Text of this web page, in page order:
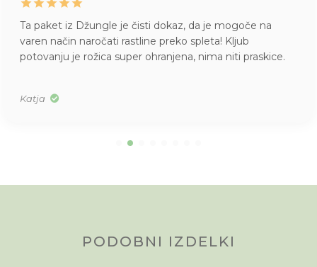
Ta paket iz Džungle je čisti dokaz, da je mogoče na
varen način naročati rastline preko spleta! Kljub
potovanju je rožica super ohranjena, nima niti praskice.
Katja
PODOBNI IZDELKI